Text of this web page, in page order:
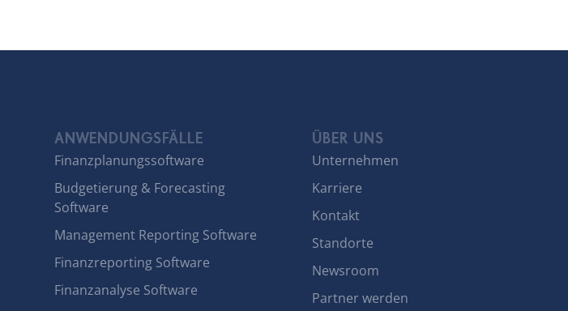
ANWENDUNGSFÄLLE
Finanzplanungssoftware
Budgetierung & Forecasting
Software
Management Reporting Software
Finanzreporting Software
Finanzanalyse Software
ÜBER UNS
Unternehmen
Karriere
Kontakt
Standorte
Newsroom
Partner werden